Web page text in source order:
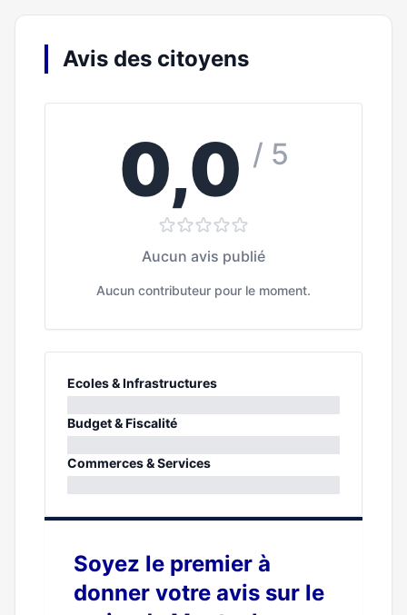
Avis des citoyens
0,0 / 5
Aucun avis publié
Aucun contributeur pour le moment.
Ecoles & Infrastructures
0%
Budget & Fiscalité
0%
Commerces & Services
Soyez le premier à
donner votre avis sur le